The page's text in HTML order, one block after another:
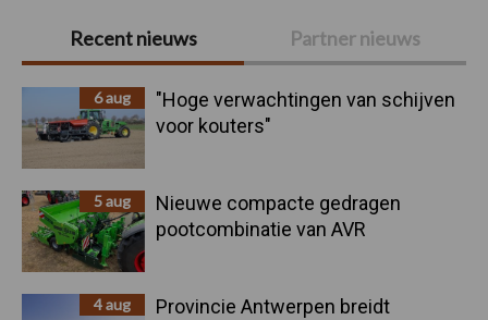
Primaire
Sidebar
Recent nieuws Partner nieuws
6 aug
"Hoge verwachtingen van schijven
voor kouters"
5 aug
Nieuwe compacte gedragen
pootcombinatie van AVR
4 aug
Provincie Antwerpen breidt